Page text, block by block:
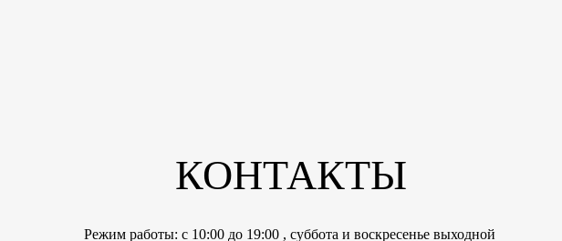
КОНТАКТЫ
Режим работы: с 10:00 до 19:00 , суббота и воскресенье выходной